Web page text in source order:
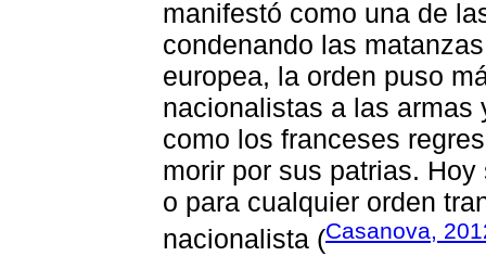
manifestó como una de
condenando las
europea, la orden puso
nacionalistas a las
como los franceses
morir por sus patrias.
o para cualquier orden
nacionalista (Casanova,